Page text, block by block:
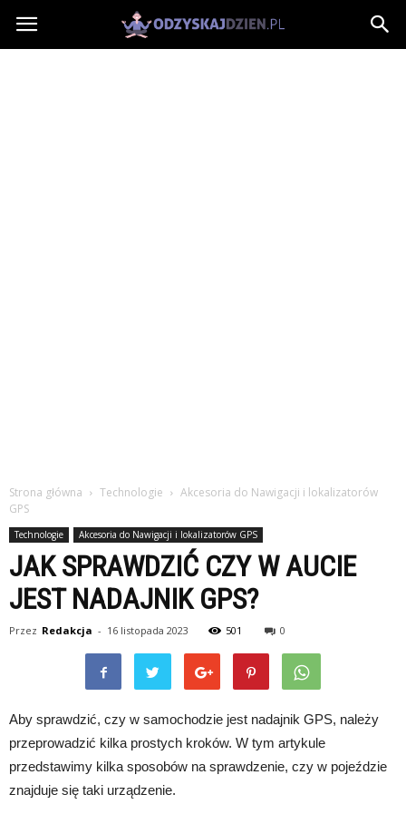
OdzyskajDzien.pl
Strona główna Technologie
Akcesoria do Nawigacji i lokalizatorów
GPS
Technologie Akcesoria do Nawigacji i lokalizatorów GPS
JAK SPRAWDZIĆ CZY W AUCIE
JEST NADAJNIK GPS?
Przez Redakcja - 16 listopada 2023 501 0
Aby sprawdzić, czy w samochodzie jest nadajnik GPS, należy
przeprowadzić kilka prostych kroków. W tym artykule
przedstawimy kilka sposobów na sprawdzenie, czy w pojeździe
znajduje się taki urządzenie.